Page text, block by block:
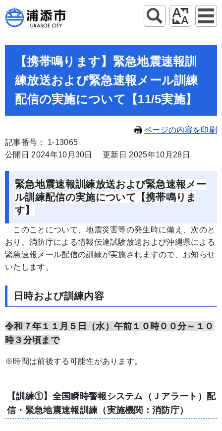
【携帯鳴ります】緊急地震速報訓
練放送および緊急速報メール訓練
配信の実施について【11/5実施】
ページの内容を印刷
記事番号： 1-13065
公開日 2024年10月30日
更新日 2025年10月28日
緊急地震速報訓練放送および緊急速報メー
ル訓練配信の実施について【携帯鳴りま
す】
このことについて、地震災害等の発生時に備え、次のと
おり、消防庁による情報伝達試験放送および沖縄県による
緊急速報メール配信の訓練が実施されますので、お知らせ
いたします。
日時および訓練内容
令和７年１１月５日（水）午前１０時００分～１０
時３分頃まで
※時間は前後する可能性があります。
【訓練①】全国瞬時警報システム（Ｊアラート）配
信・緊急地震速報訓練（実施機関：消防庁）